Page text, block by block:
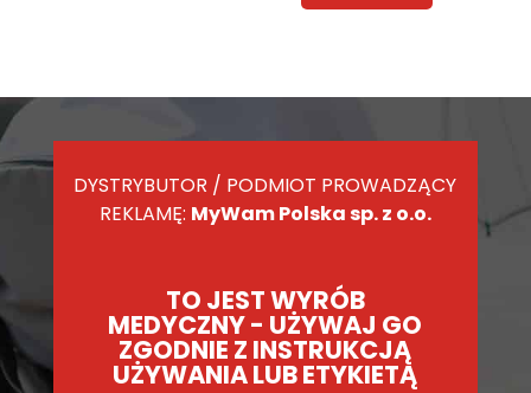
DYSTRYBUTOR / PODMIOT PROWADZĄCY
REKLAMĘ: MyWam Polska sp. z o.o.
TO JEST WYRÓB
MEDYCZNY - UŻYWAJ GO
ZGODNIE Z INSTRUKCJĄ
UŻYWANIA LUB ETYKIETĄ